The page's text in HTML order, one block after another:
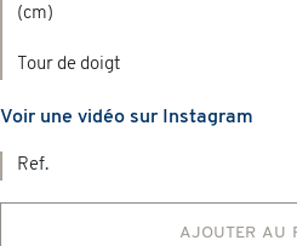
(cm)
Tour de doigt
Voir une vidéo sur Instagram
Ref.
ajouter au